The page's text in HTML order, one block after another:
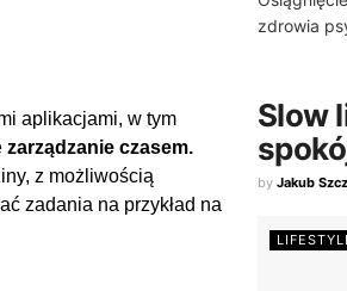
aplikacjami, w tym
zarządzanie czasem.
z możliwością
zadania na przykład na
zdrowia
Slow
by Jakub